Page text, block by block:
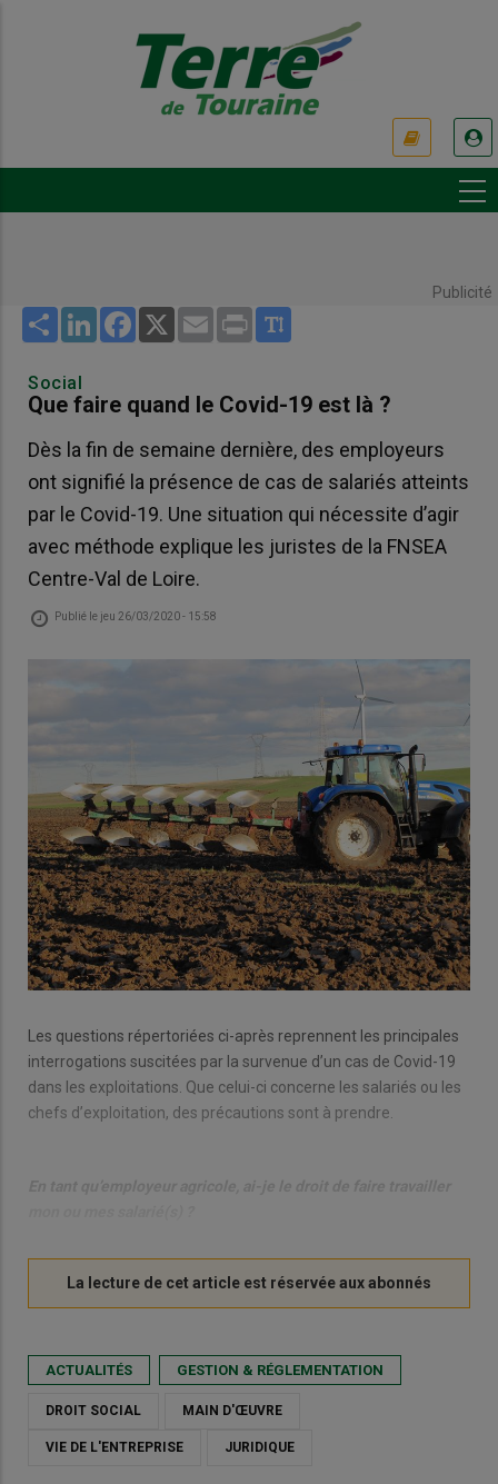
Publicité
Share LinkedInFacebook
X Email Print
Social
Que faire quand le Covid-19 est là ?
Dès la fin de semaine dernière, des employeurs
ont signifié la présence de cas de salariés atteints
par le Covid-19. Une situation qui nécessite d’agir
avec méthode explique les juristes de la FNSEA
Centre-Val de Loire.
Publié le jeu 26/03/2020 - 15:58
Les questions répertoriées ci-après reprennent les principales
interrogations suscitées par la survenue d’un cas de Covid-19
dans les exploitations. Que celui-ci concerne les salariés ou les
chefs d’exploitation, des précautions sont à prendre.
ACTUALITÉS GESTION & RÉGLEMENTATION
DROIT SOCIAL MAIN D'ŒUVRE
VIE DE L'ENTREPRISE JURIDIQUE